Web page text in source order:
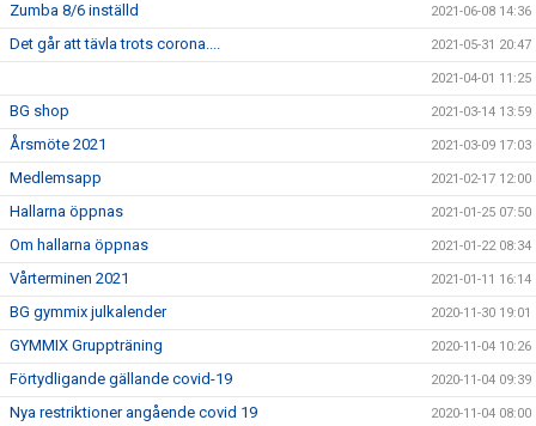
Zumba 8/6 inställd 2021-06-08 14:36
Det går att tävla trots corona.... 2021-05-31 20:47
2021-04-01 11:25
BG shop 2021-03-14 13:59
Årsmöte 2021 2021-03-09 17:03
Medlemsapp 2021-02-17 12:00
Hallarna öppnas 2021-01-25 07:50
Om hallarna öppnas 2021-01-22 08:34
Vårterminen 2021 2021-01-11 16:14
BG gymmix julkalender 2020-11-30 19:01
GYMMIX Gruppträning 2020-11-04 10:26
Förtydligande gällande covid-19 2020-11-04 09:39
Nya restriktioner angående covid 19 2020-11-04 08:00